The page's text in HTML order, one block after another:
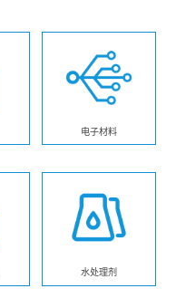
电子材料
水处理剂